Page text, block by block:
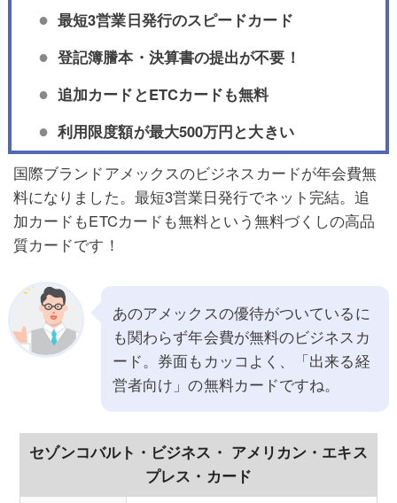
最短3営業日発行のスピードカード
登記簿謄本・決算書の提出が不要！
追加カードとETCカードも無料
利用限度額が最大500万円と大きい
国際ブランドアメックスのビジネスカードが年会費無
料になりました。最短3営業日発行でネット完結。追
加カードもETCカードも無料という無料づくしの高品
質カードです！
あのアメックスの優待がついているに
も関わらず年会費が無料のビジネスカ
ード。券面もカッコよく、「出来る経
営者向け」の無料カードですね。
セゾンコバルト・ビジネス・ アメリカン・エキス
プレス・カード